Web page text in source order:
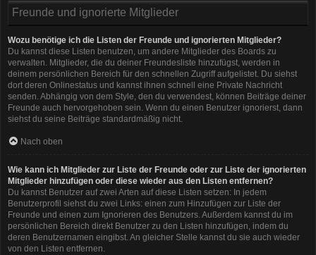
Freunde und ignorierte Mitglieder
Wozu benötige ich die Listen der Freunde und ignorierten Mitglieder?
Du kannst diese Listen benutzen, um andere Mitglieder des Boards zu
verwalten. Mitglieder, die du deiner Freundesliste hinzufügst, werden in
deinem persönlichen Bereich für den schnellen Zugriff aufgelistet. Du siehst
dort deren Onlinestatus und kannst ihnen schnell eine Private Nachricht
senden. Abhängig von dem Style, den du verwendest, können Beiträge deiner
Freunde auch hervorgehoben sein. Wenn du einen Benutzer ignorierst, dann
siehst du seine Beiträge standardmäßig nicht.
Nach oben
Wie kann ich Mitglieder zur Liste der Freunde oder zur Liste der ignorierten
Mitglieder hinzufügen oder diese wieder aus den Listen entfernen?
Du kannst Benutzer auf zwei Arten auf diese Listen setzen: In jedem
Benutzerprofil siehst du zwei Links: einen zum Hinzufügen zur Liste der
Freunde und einen zum Ignorieren des Benutzers. Außerdem kannst du im
persönlichen Bereich direkt Benutzer zu den Listen hinzufügen, indem du
deren Benutzernamen eingibst. An gleicher Stelle kannst du sie auch wieder
von den Listen entfernen.